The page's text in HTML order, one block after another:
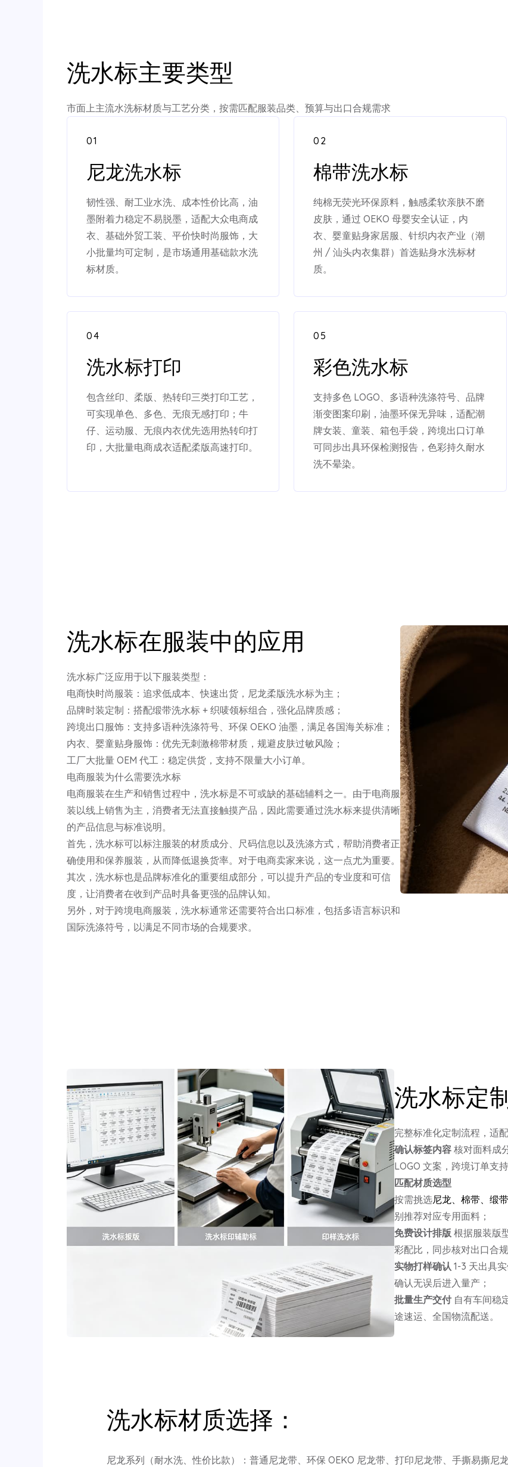
洗水标主要类型
市面上主流水洗标材质与工艺分类，按需匹配服装品类、预算与出口合规需求
01
尼龙洗水标
韧性强、耐工业水洗、成本性价比高，油
墨附着力稳定不易脱墨，适配大众电商成
衣、基础外贸工装、平价快时尚服饰，大
小批量均可定制，是市场通用基础款水洗
标材质。
02
棉带洗水标
纯棉无荧光环保原料，触感柔软亲肤不磨
皮肤，通过 OEKO 母婴安全认证，内
衣、婴童贴身家居服、针织内衣产业（潮
州 / 汕头内衣集群）首选贴身水洗标材
质。
04
洗水标打印
包含丝印、柔版、热转印三类打印工艺，
可实现单色、多色、无痕无感打印；牛
仔、运动服、无痕内衣优先选用热转印打
印，大批量电商成衣适配柔版高速打印。
05
彩色洗水标
支持多色 LOGO、多语种洗涤符号、品牌
渐变图案印刷，油墨环保无异味，适配潮
牌女装、童装、箱包手袋，跨境出口订单
可同步出具环保检测报告，色彩持久耐水
洗不晕染。
洗水标在服装中的应用
洗水标广泛应用于以下服装类型：
电商快时尚服装：追求低成本、快速出货，尼龙柔版洗水标为主；
品牌时装定制：搭配缎带洗水标 + 织唛领标组合，强化品牌质感；
跨境出口服饰：支持多语种洗涤符号、环保 OEKO 油墨，满足各国海关标准；
内衣、婴童贴身服饰：优先无刺激棉带材质，规避皮肤过敏风险；
工厂大批量 OEM 代工：稳定供货，支持不限量大小订单。
电商服装为什么需要洗水标
电商服装在生产和销售过程中，洗水标是不可或缺的基础辅料之一。由于电商服
装以线上销售为主，消费者无法直接触摸产品，因此需要通过洗水标来提供清晰
的产品信息与标准说明。
首先，洗水标可以标注服装的材质成分、尺码信息以及洗涤方式，帮助消费者正
确使用和保养服装，从而降低退换货率。对于电商卖家来说，这一点尤为重要。
其次，洗水标也是品牌标准化的重要组成部分，可以提升产品的专业度和可信
度，让消费者在收到产品时具备更强的品牌认知。
另外，对于跨境电商服装，洗水标通常还需要符合出口标准，包括多语言标识和
国际洗涤符号，以满足不同市场的合规要求。
洗水标定
完整标准化定制流程，适
确认标签内容核对面料成
LOGO 文案，跨境订单支
匹配材质选型
按需挑选尼龙、棉带、缎
别推荐对应专用面料；
免费设计排版 根据服装版
彩配比，同步核对出口合规
实物打样确认 1-3 天出具
确认无误后进入量产；
批量生产交付自有车间稳
途速运、全国物流配送。
洗水标材质选择：
尼龙系列（耐水洗、性价比款）：普通尼龙带、环保 OEKO 尼龙带、打印尼龙带、手撕易撕尼